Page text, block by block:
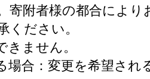
附者様の都合により
ください。
ません。
合：変更を希望され